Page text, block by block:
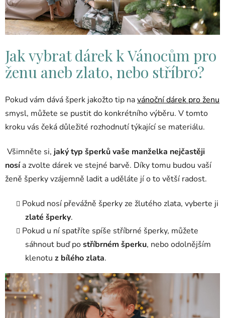
Jak vybrat dárek k Vánocům pro
ženu aneb zlato, nebo stříbro?
Pokud vám dává šperk jakožto tip navánoční dárek pro ženu
smysl, můžete se pustit do konkrétního výběru. V tomto
kroku vás čeká důležité rozhodnutí týkající se materiálu.
Všimněte si, jaký typ šperků vaše manželka nejčastěji
nosía zvolte dárek ve stejné barvě. Díky tomu budou vaší
ženě šperky vzájemně ladit a uděláte jí o to větší radost.
Pokud nosí převážně šperky ze žlutého zlata, vyberte ji
zlaté šperky.
Pokud u ní spatříte spíše stříbrné šperky, můžete
sáhnout buď postříbrném šperku, nebo odolnějším
klenotu z bílého zlata.